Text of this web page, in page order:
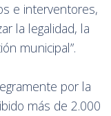
e interventores,
la legalidad, la
municipal”.
por la
más de 2.000